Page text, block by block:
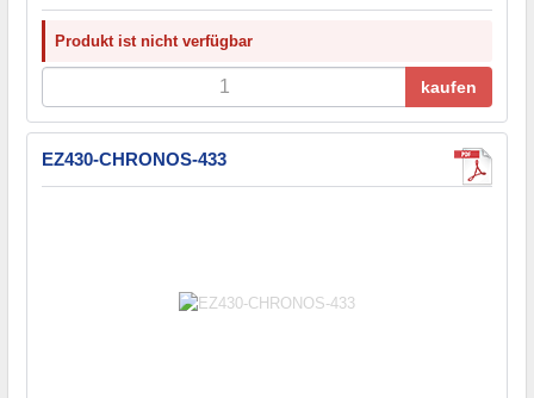
Produkt ist nicht verfügbar
kaufen
EZ430-CHRONOS-433